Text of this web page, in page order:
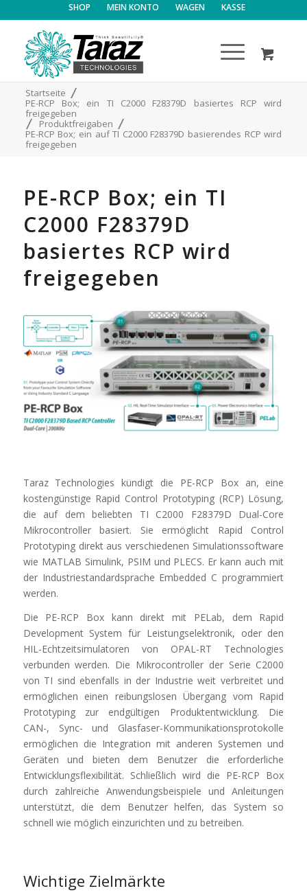
SHOP MEIN KONTO WAGEN KASSE
Startseite /
PE-RCP Box; ein TI C2000 F28379D basiertes RCP wird
freigegeben
/ Produktfreigaben /
PE-RCP Box; ein auf TI C2000 F28379D basierendes RCP wird
freigegeben
PE-RCP Box; ein TI
C2000 F28379D
basiertes RCP wird
freigegeben
Taraz Technologies kündigt die PE-RCP Box an, eine
kostengünstige Rapid Control Prototyping (RCP) Lösung,
die auf dem beliebten TI C2000 F28379D Dual-Core
Mikrocontroller basiert. Sie ermöglicht Rapid Control
Prototyping direkt aus verschiedenen Simulationssoftware
wie MATLAB Simulink, PSIM und PLECS. Er kann auch mit
der Industriestandardsprache Embedded C programmiert
werden.
Die PE-RCP Box kann direkt mit PELab, dem Rapid
Development System für Leistungselektronik, oder den
HIL-Echtzeitsimulatoren von OPAL-RT Technologies
verbunden werden. Die Mikrocontroller der Serie C2000
von TI sind ebenfalls in der Industrie weit verbreitet und
ermöglichen einen reibungslosen Übergang vom Rapid
Prototyping zur endgültigen Produktentwicklung. Die
CAN-, Sync- und Glasfaser-Kommunikationsprotokolle
ermöglichen die Integration mit anderen Systemen und
Geräten und bieten dem Benutzer die erforderliche
Entwicklungsflexibilität. Schließlich wird die PE-RCP Box
durch zahlreiche Anwendungsbeispiele und Anleitungen
unterstützt, die dem Benutzer helfen, das System so
schnell wie möglich einzurichten und zu betreiben.
Wichtige Zielmärkte